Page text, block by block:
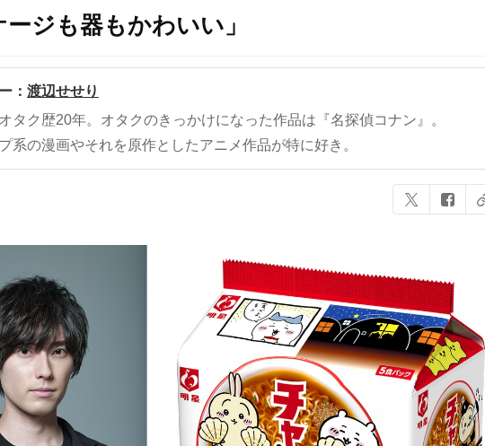
ジも器もかわいい」
： 渡辺せせり
タク歴20年。オタクのきっかけになった作品は『名探偵コナン』。
系の漫画やそれを原作としたアニメ作品が特に好き。